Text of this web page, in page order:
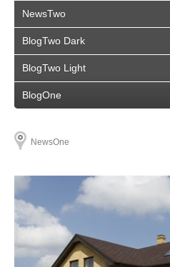
NewsTwo
BlogTwo Dark
BlogTwo Light
BlogOne
NewsOne